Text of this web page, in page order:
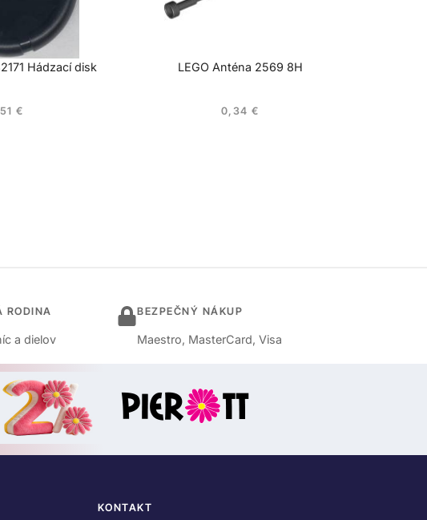
Hádzací disk
€
LEGO Anténa 2569 8H
0,34€
RODINA
a dielov
BEZPEČNÝ NÁKUP
Maestro, MasterCard, Visa
KONTAKT